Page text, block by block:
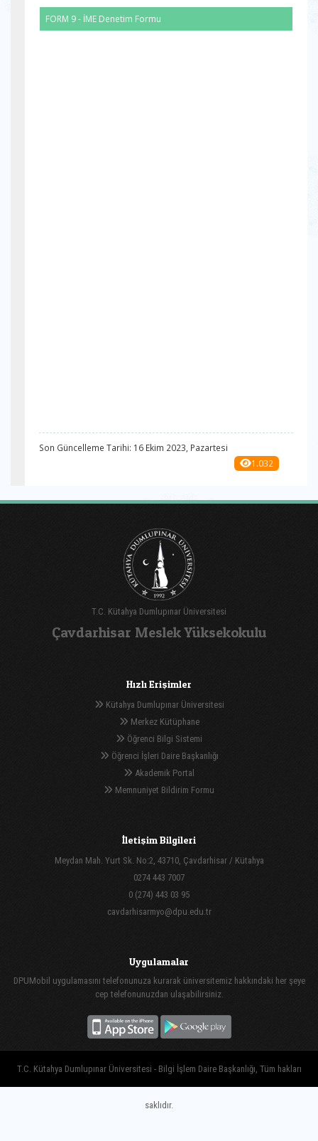
FORM 9 - İME Denetim Formu
Son Güncelleme Tarihi: 16 Ekim 2023, Pazartesi
1.032
T.C. Kütahya Dumlupınar Üniversitesi
Çavdarhisar Meslek Yüksekokulu
Hızlı Erişimler
Kütahya Dumlupınar Üniversitesi
Merkez Kütüphane
Öğrenci Bilgi Sistemi
Öğrenci İşleri Daire Başkanlığı
Akademik Portal
Memnuniyet Bildirim Formu
İletişim Bilgileri
Meydan Mah. Yurt Sk. No:2, 43710, Çavdarhisar / Kütahya
0274 443 7007
0 (274) 443 03 95
cavdarhisarmyo@dpu.edu.tr
Uygulamalar
DPUMobil uygulamasını telefonunuza kurarak üniversitemiz hakkındaki her şeye
cep telefonunuzdan ulaşabilirsiniz.
T.C. Kütahya Dumlupınar Üniversitesi - Bilgi İşlem Daire Başkanlığı, Tüm hakları
saklıdır.